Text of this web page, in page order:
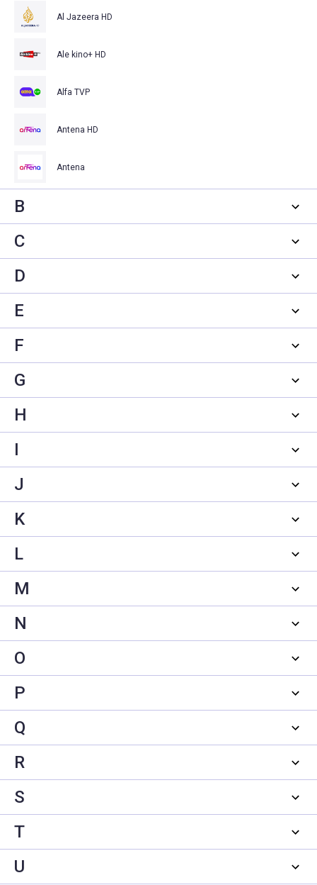
Al Jazeera HD
Ale kino+ HD
Alfa TVP
Antena HD
Antena
B
C
D
E
F
G
H
I
J
K
L
M
N
O
P
Q
R
S
T
U